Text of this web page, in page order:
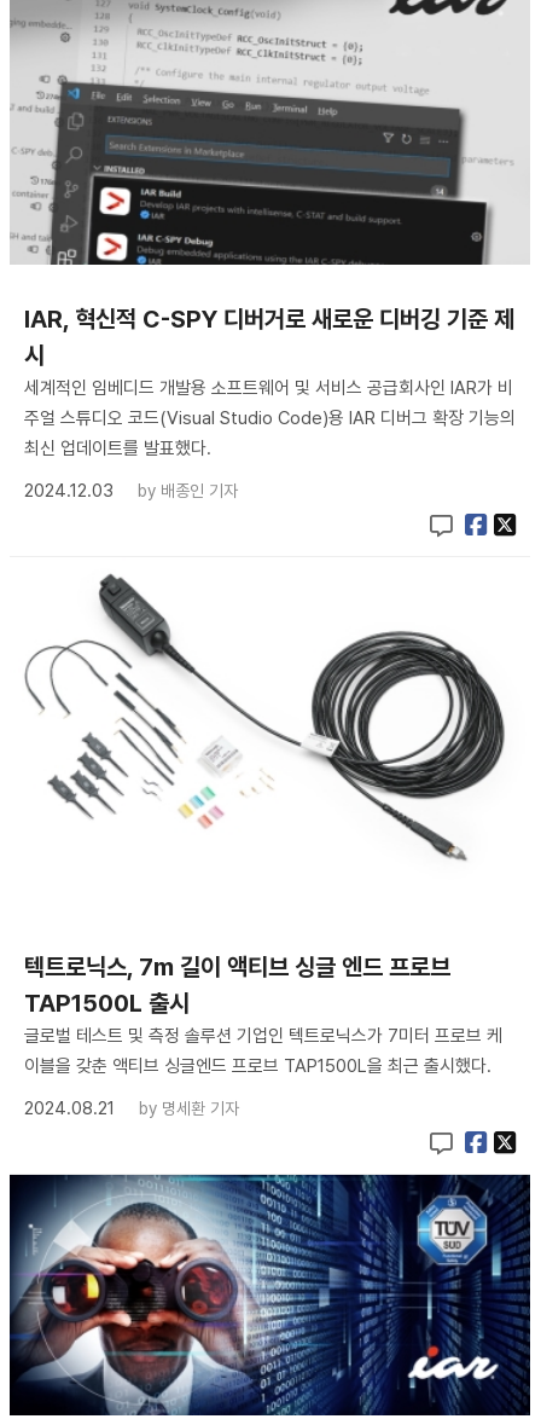
IAR, 혁신적 C-SPY 디버거로 새로운 디버깅 기준 제
시
세계적인 임베디드 개발용 소프트웨어 및 서비스 공급회사인 IAR가 비
주얼 스튜디오 코드(Visual Studio Code)용 IAR 디버그 확장 기능의
최신 업데이트를 발표했다.
2024.12.03
by 배종인 기자
​텍트로닉스, 7m 길이 액티브 싱글 엔드 프로브
TAP1500L 출시
글로벌 테스트 및 측정 솔루션 기업인 텍트로닉스가 7미터 프로브 케
이블을 갖춘 액티브 싱글엔드 프로브 TAP1500L을 최근 출시했다.
2024.08.21
by 명세환 기자